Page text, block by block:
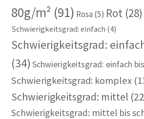
80g/m² (91) Rosa (5) Rot(28)
Schwierigkeitsgrad: einfach (4)
Schwierigkeitsgrad:
(34) Schwierigkeitsgrad: einfach
Schwierigkeitsgrad: komplex
Schwierigkeitsgrad: mittel
Schwierigkeitsgrad: mittel bis